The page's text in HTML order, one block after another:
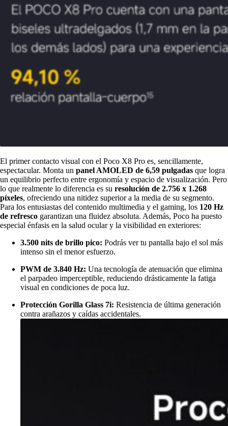
El primer contacto visual con el Poco X8 Pro es, sencillamente,
espectacular. Monta un panel AMOLED de 6,59 pulgadas que logra
un equilibrio perfecto entre ergonomía y espacio de visualización. Pero
lo que realmente lo diferencia es su resolución de 2.756 x 1.268
píxeles, ofreciendo una nitidez superior a la media de su segmento.
Para los entusiastas del contenido multimedia y el gaming, los 120 Hz
de refresco garantizan una fluidez absoluta. Además, Poco ha puesto
especial énfasis en la salud ocular y la visibilidad en exteriores:
3.500 nits de brillo pico: Podrás ver tu pantalla bajo el sol más
intenso sin el menor esfuerzo.
PWM de 3.840 Hz: Una tecnología de atenuación que elimina
el parpadeo imperceptible, reduciendo drásticamente la fatiga
visual en condiciones de poca luz.
Protección Gorilla Glass 7i: Resistencia de última generación
contra arañazos y caídas accidentales.